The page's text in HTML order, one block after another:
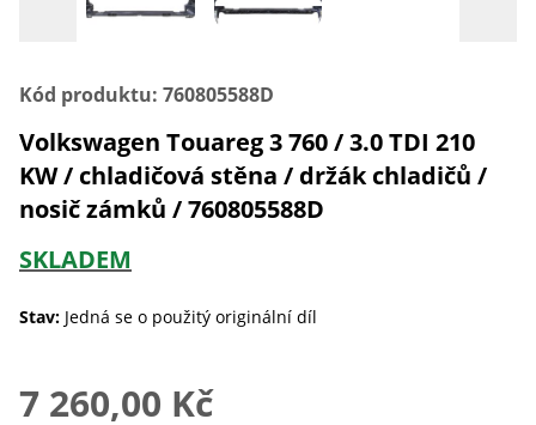
Kód produktu: 760805588D
Volkswagen Touareg 3 760 / 3.0 TDI 210
KW / chladičová stěna / držák chladičů /
nosič zámků / 760805588D
SKLADEM
Stav: Jedná se o použitý originální díl
7 260,00 Kč